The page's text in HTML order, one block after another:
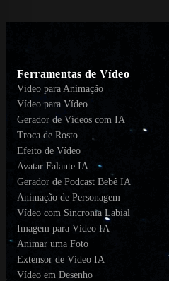
Ferramentas de Vídeo
Vídeo para Animação
Vídeo para Vídeo
Gerador de Vídeos com IA
Troca de Rosto
Efeito de Vídeo
Avatar Falante IA
Gerador de Podcast Bebê IA
Animação de Personagem
Vídeo com Sincronia Labial
Imagem para Vídeo IA
Animar uma Foto
Extensor de Vídeo IA
Vídeo em Desenho